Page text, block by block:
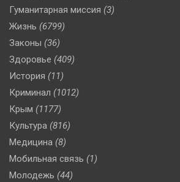
Гуманитарная миссия (3)
Жизнь (6799)
Законы (36)
Здоровье (409)
История (11)
Криминал (1012)
Крым (1177)
Культура (816)
Медицина (8)
Мобильная связь (1)
Молодежь (44)